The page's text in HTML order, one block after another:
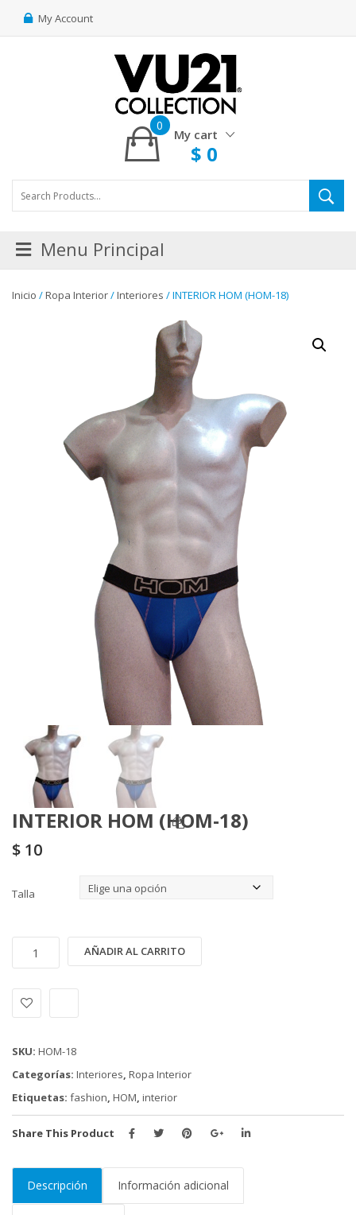
My Account
My cart
0
$ 0
Menu Principal
Inicio /Ropa Interior/Interiores / INTERIOR HOM (HOM-18)
INTERIOR HOM (HOM-18)
$ 10
Talla
HOM
18)
cantidad
AÑADIR AL CARRITO
SKU: HOM-18
Categorías: Interiores, Ropa Interior
Etiquetas: fashion, HOM, interior
Share This Product
Descripción Información adicional